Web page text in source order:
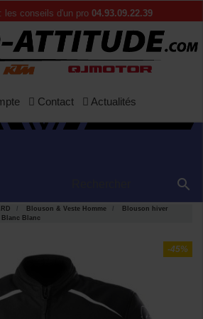
les conseils d'un pro 04.93.09.22.39
Contact Actualités

Blouson & Veste Homme
Blouson hiver
Blanc
-45%